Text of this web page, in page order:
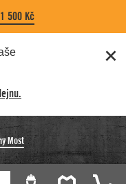
500 Kč
Most